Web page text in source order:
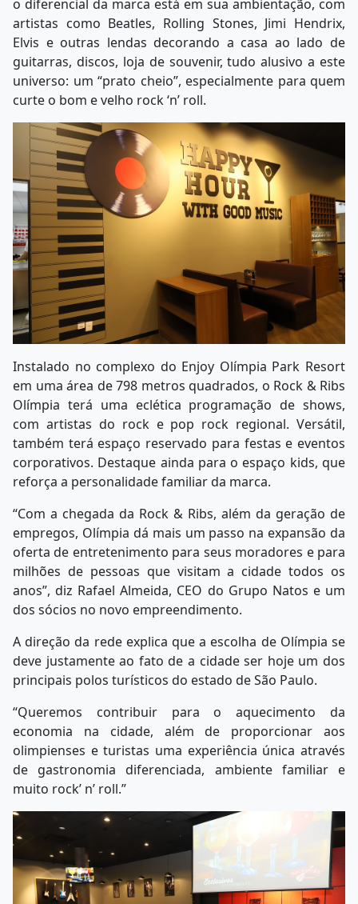
o diferencial da marca está em sua ambientação, com
artistas como Beatles, Rolling Stones, Jimi Hendrix,
Elvis e outras lendas decorando a casa ao lado de
guitarras, discos, loja de souvenir, tudo alusivo a este
universo: um “prato cheio”, especialmente para quem
curte o bom e velho rock ‘n’ roll.
Instalado no complexo do Enjoy Olímpia Park Resort
em uma área de 798 metros quadrados, o Rock & Ribs
Olímpia terá uma eclética programação de shows,
com artistas do rock e pop rock regional. Versátil,
também terá espaço reservado para festas e eventos
corporativos. Destaque ainda para o espaço kids, que
reforça a personalidade familiar da marca.
“Com a chegada da Rock & Ribs, além da geração de
empregos, Olímpia dá mais um passo na expansão da
oferta de entretenimento para seus moradores e para
milhões de pessoas que visitam a cidade todos os
anos”, diz Rafael Almeida, CEO do Grupo Natos e um
dos sócios no novo empreendimento.
A direção da rede explica que a escolha de Olímpia se
deve justamente ao fato de a cidade ser hoje um dos
principais polos turísticos do estado de São Paulo.
“Queremos contribuir para o aquecimento da
economia na cidade, além de proporcionar aos
olimpienses e turistas uma experiência única através
de gastronomia diferenciada, ambiente familiar e
muito rock’ n’ roll.”